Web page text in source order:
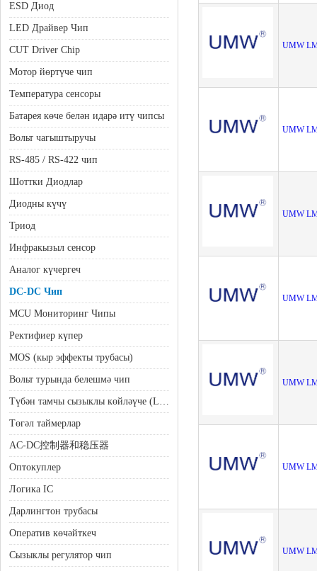
ESD Диод
LED Драйвер Чип
CUT Driver Chip
Мотор йөртүче чип
Температура сенсоры
Батарея көче белән идарә итү чипсы
Вольт чагыштыручы
RS-485 / RS-422 чип
Шоттки Диодлар
Диодны күчү
Триод
Инфракызыл сенсор
Аналог күчергеч
DC-DC Чип
MCU Мониторинг Чипы
Ректифиер күпер
MOS (кыр эффекты трубасы)
Вольт турында белешмә чип
Түбән тамчы сызыклы көйләүче (LDO)
Төгәл таймерлар
AC-DC控制器和稳压器
Оптокуплер
Логика IC
Дарлингтон трубасы
Оператив көчәйткеч
Сызыклы регулятор чип
UMW
UMW
UMW
UMW
UMW
UMW
UMW